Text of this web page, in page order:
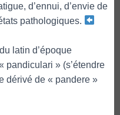
d’ennui, d’envie de
pathologiques.
latin d’époque
pandiculari » (s’étendre
dérivé de « pandere »